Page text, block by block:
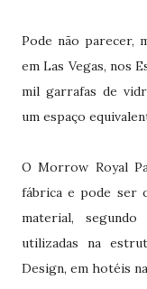
Pode não parecer,
em Las Vegas, nos
mil garrafas de
um espaço
O Morrow Royal
fábrica e pode ser
material,
utilizadas na
Design, em hotéis